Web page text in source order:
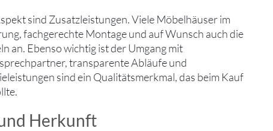
sind Zusatzleistungen. Viele Möbelhäuser im
fachgerechte Montage und auf Wunsch auch die
an. Ebenso wichtig ist der Umgang mit
transparente Abläufe und
sind ein Qualitätsmerkmal, das beim Kauf
Herkunft